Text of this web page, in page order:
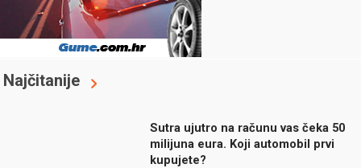
Najčitanije
Sutra ujutro na računu vas čeka 50
milijuna eura. Koji automobil prvi
kupujete?